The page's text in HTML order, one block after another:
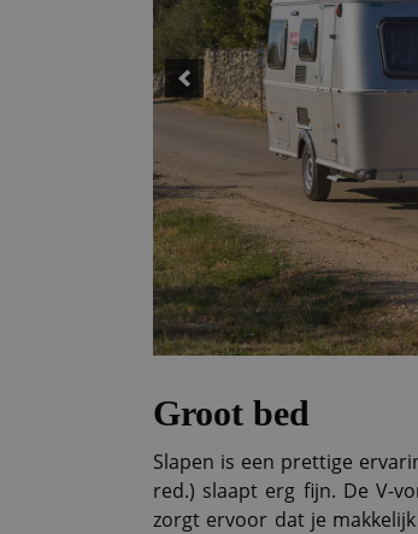
Groot bed
Slapen is een prettige
red.) slaapt erg fijn. De V-
zorgt ervoor dat je